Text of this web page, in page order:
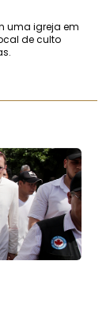
uma igreja em
de culto